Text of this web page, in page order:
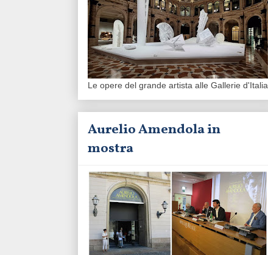
Le opere del grande artista alle Gallerie d'Italia
Aurelio Amendola in
mostra